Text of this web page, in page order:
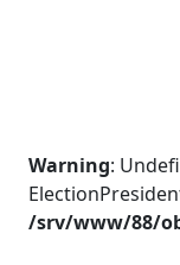
Warning:
/srv/www/88/